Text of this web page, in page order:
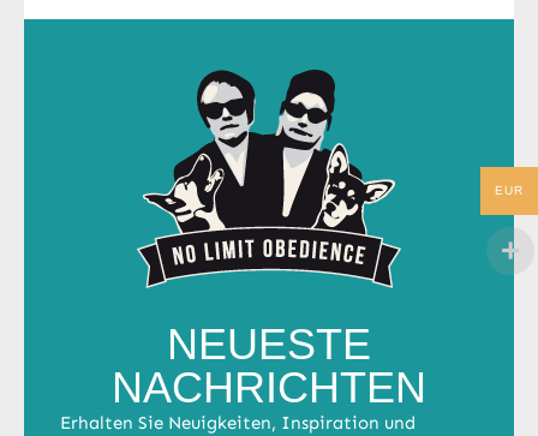
NEUESTE
NACHRICHTEN
Erhalten Sie Neuigkeiten, Inspiration und
EUR